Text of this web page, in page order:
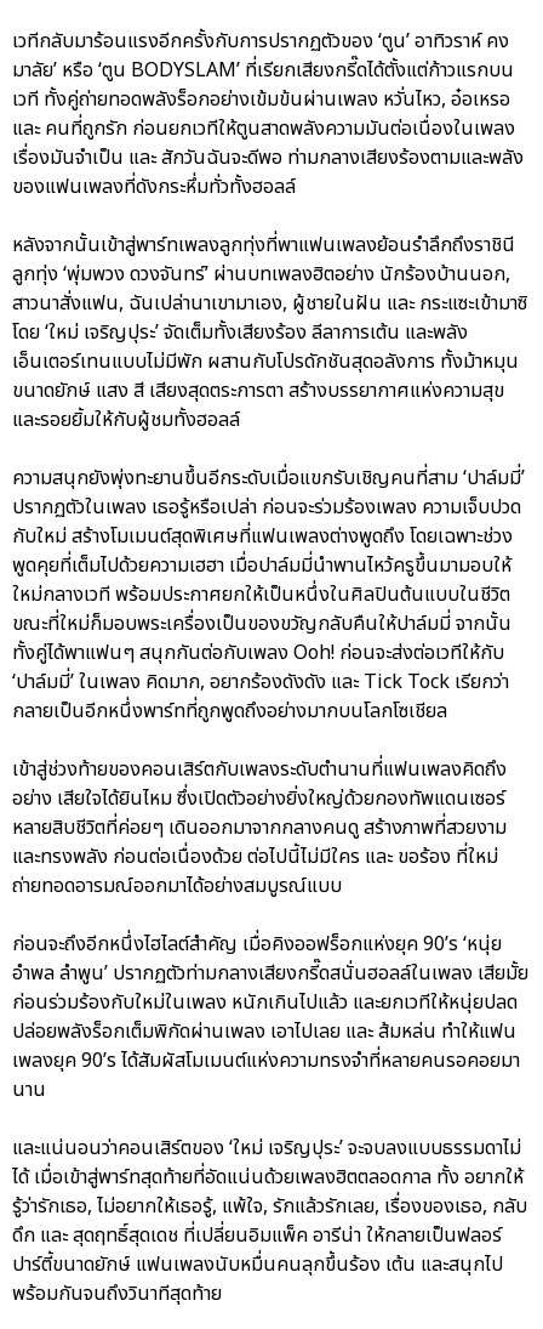
เวทีกลับมาร้อนแรงอีกครั้งกับการปรากฏตัวของ ‘ตูน’ อาทิวราห์ คง
มาลัย’ หรือ ‘ตูน BODYSLAM’ ที่เรียกเสียงกรี๊ดได้ตั้งแต่ก้าวแรกบน
เวที ทั้งคู่ถ่ายทอดพลังร็อกอย่างเข้มข้นผ่านเพลง หวั่นไหว, อ๋อเหรอ
และ คนที่ถูกรัก ก่อนยกเวทีให้ตูนสาดพลังความมันต่อเนื่องในเพลง
เรื่องมันจำเป็น และ สักวันฉันจะดีพอ ท่ามกลางเสียงร้องตามและพลัง
ของแฟนเพลงที่ดังกระหึ่มทั่วทั้งฮอลล์
หลังจากนั้นเข้าสู่พาร์ทเพลงลูกทุ่งที่พาแฟนเพลงย้อนรำลึกถึงราชินี
ลูกทุ่ง ‘พุ่มพวง ดวงจันทร์’ ผ่านบทเพลงฮิตอย่าง นักร้องบ้านนอก,
สาวนาสั่งแฟน, ฉันเปล่านาเขามาเอง, ผู้ชายในฝัน และ กระแซะเข้ามาซิ
โดย ‘ใหม่ เจริญปุระ’ จัดเต็มทั้งเสียงร้อง ลีลาการเต้น และพลัง
เอ็นเตอร์เทนแบบไม่มีพัก ผสานกับโปรดักชันสุดอลังการ ทั้งม้าหมุน
ขนาดยักษ์ แสง สี เสียงสุดตระการตา สร้างบรรยากาศแห่งความสุข
และรอยยิ้มให้กับผู้ชมทั้งฮอลล์
ความสนุกยังพุ่งทะยานขึ้นอีกระดับเมื่อแขกรับเชิญคนที่สาม ‘ปาล์มมี่’
ปรากฏตัวในเพลง เธอรู้หรือเปล่า ก่อนจะร่วมร้องเพลง ความเจ็บปวด
กับใหม่ สร้างโมเมนต์สุดพิเศษที่แฟนเพลงต่างพูดถึง โดยเฉพาะช่วง
พูดคุยที่เต็มไปด้วยความเฮฮา เมื่อปาล์มมี่นำพานไหว้ครูขึ้นมามอบให้
ใหม่กลางเวที พร้อมประกาศยกให้เป็นหนึ่งในศิลปินต้นแบบในชีวิต
ขณะที่ใหม่ก็มอบพระเครื่องเป็นของขวัญกลับคืนให้ปาล์มมี่ จากนั้น
ทั้งคู่ได้พาแฟนๆ สนุกกันต่อกับเพลง Ooh! ก่อนจะส่งต่อเวทีให้กับ
‘ปาล์มมี่’ ในเพลง คิดมาก, อยากร้องดังดัง และ Tick Tock เรียกว่า
กลายเป็นอีกหนึ่งพาร์ทที่ถูกพูดถึงอย่างมากบนโลกโซเชียล
เข้าสู่ช่วงท้ายของคอนเสิร์ตกับเพลงระดับตำนานที่แฟนเพลงคิดถึง
อย่าง เสียใจได้ยินไหม ซึ่งเปิดตัวอย่างยิ่งใหญ่ด้วยกองทัพแดนเซอร์
หลายสิบชีวิตที่ค่อยๆ เดินออกมาจากกลางคนดู สร้างภาพที่สวยงาม
และทรงพลัง ก่อนต่อเนื่องด้วย ต่อไปนี้ไม่มีใคร และ ขอร้อง ที่ใหม่
ถ่ายทอดอารมณ์ออกมาได้อย่างสมบูรณ์แบบ
ก่อนจะถึงอีกหนึ่งไฮไลต์สำคัญ เมื่อคิงออฟร็อกแห่งยุค 90’s ‘หนุ่ย
อำพล ลำพูน’ ปรากฏตัวท่ามกลางเสียงกรี๊ดสนั่นฮอลล์ในเพลง เสียมั้ย
ก่อนร่วมร้องกับใหม่ในเพลง หนักเกินไปแล้ว และยกเวทีให้หนุ่ยปลด
ปล่อยพลังร็อกเต็มพิกัดผ่านเพลง เอาไปเลย และ ส้มหล่น ทำให้แฟน
เพลงยุค 90’s ได้สัมผัสโมเมนต์แห่งความทรงจำที่หลายคนรอคอยมา
นาน
และแน่นอนว่าคอนเสิร์ตของ ‘ใหม่ เจริญปุระ’ จะจบลงแบบธรรมดาไม่
ได้ เมื่อเข้าสู่พาร์ทสุดท้ายที่อัดแน่นด้วยเพลงฮิตตลอดกาล ทั้ง อยากให้
รู้ว่ารักเธอ, ไม่อยากให้เธอรู้, แพ้ใจ, รักแล้วรักเลย, เรื่องของเธอ, กลับ
ดึก และ สุดฤทธิ์สุดเดช ที่เปลี่ยนอิมแพ็ค อารีน่า ให้กลายเป็นฟลอร์
ปาร์ตี้ขนาดยักษ์ แฟนเพลงนับหมื่นคนลุกขึ้นร้อง เต้น และสนุกไป
พร้อมกันจนถึงวินาทีสุดท้าย